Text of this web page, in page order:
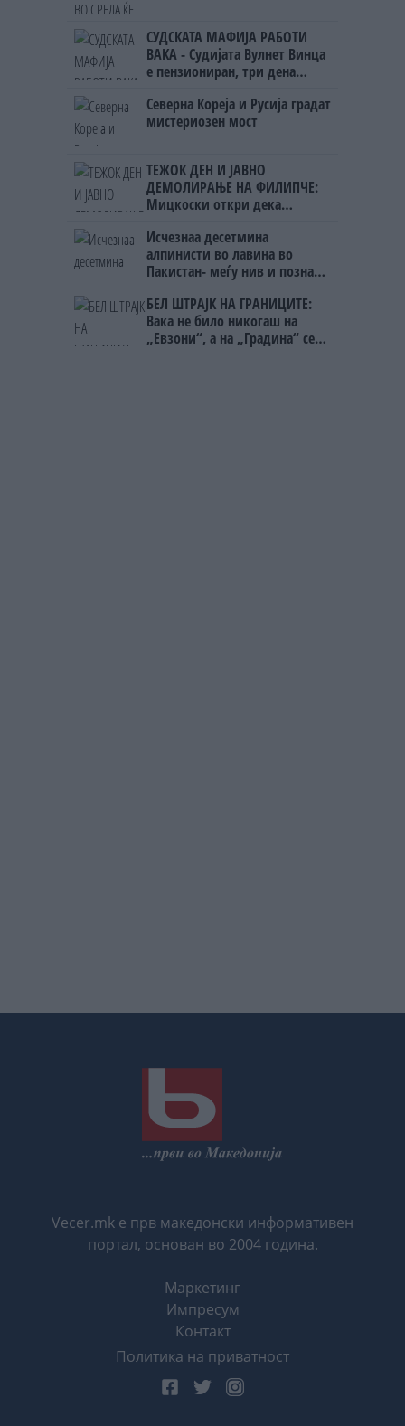
СУДСКАТА МАФИЈА РАБОТИ
ВАКА - Судијата Вулнет Винца
е пензиониран, три дена
на бизнисменот Марковски
Северна Кореја и Русија градат
мистериозен мост
ТЕЖОК ДЕН И ЈАВНО
ДЕМОЛИРАЊЕ НА ФИЛИПЧЕ:
Мицкоски откри дека
ништо, освен за кеш
Исчезнаа десетмина
алпинисти во лавина во
Пакистан- меѓу нив и познат
БЕЛ ШТРАЈК НА ГРАНИЦИТЕ:
Вака не било никогаш на
„Евзони“, а на „Градина“ се
Vecer.mk е прв македонски информативен
портал, основан во 2004 година.
Маркетинг
Импресум
Контакт
Политика на приватност